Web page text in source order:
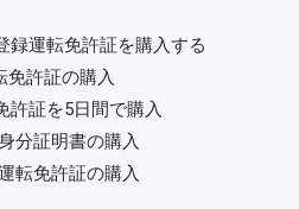
録運転免許証を購入する
免許証の購入
許証を5日間で購入
分証明書の購入
転免許証の購入